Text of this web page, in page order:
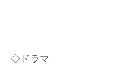
◇ドラマ